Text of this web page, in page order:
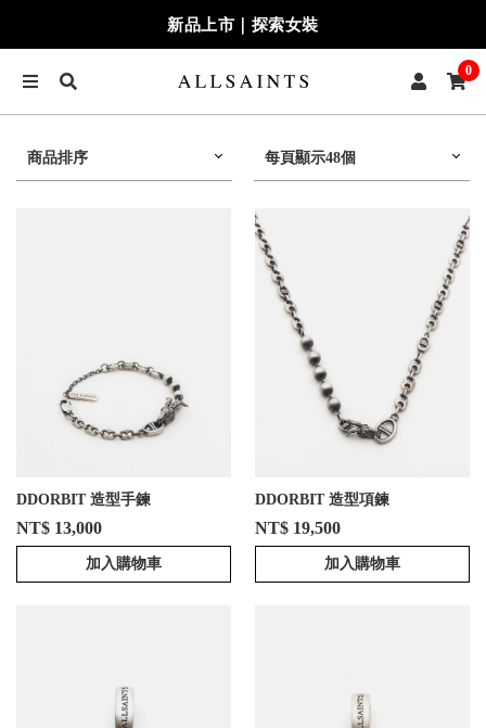
新品上市｜探索女裝
0
商品排序 每頁顯示48個
DDORBIT 造型手鍊
NT$ 13,000
加入購物車
DDORBIT 造型項鍊
NT$ 19,500
加入購物車